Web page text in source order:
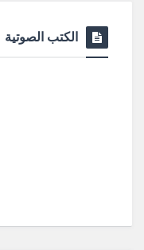
الكتب الصوتية